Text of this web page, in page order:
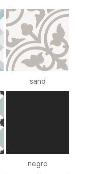
sand
negro